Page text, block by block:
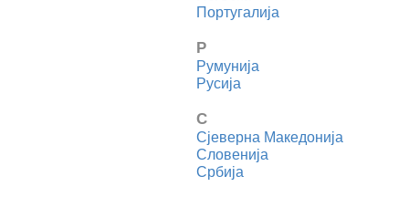
Португалија
Р
Румунија
Русија
С
Сjеверна Македонија
Словенија
Србија